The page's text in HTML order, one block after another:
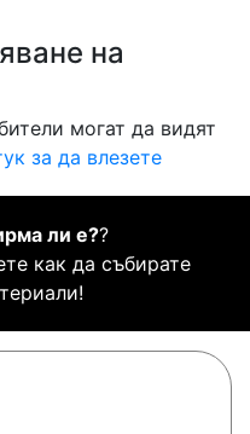
на
могат да видят
за да влезете
ли е??
как да събирате